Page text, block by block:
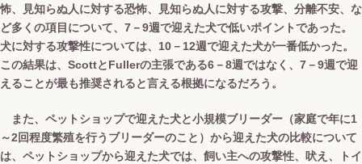
怖、見知らぬ人に対する恐怖、見知らぬ人に対する攻撃、分離不安、な
ど多くの項目について、7－9週で迎えた犬で低いポイントであった。
犬に対する攻撃性については、10－12週で迎えた犬が一番低かった。
この結果は、ScottとFullerの主張である6－8週ではなく、7－9週で迎
えることが最も推奨されると言える根拠になるだろう。
また、ペットショップで迎えた犬と小規模ブリーダー（家庭で年に1
～2回程度繁殖を行うブリーダーのこと）から迎えた犬の比較について
は、ペットショップから迎えた犬では、飼い主への攻撃性、吠え、トイ